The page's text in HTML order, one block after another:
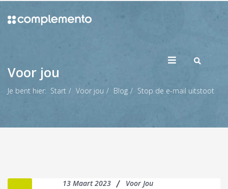
Voor jou
Je bent hier: Start Voor jou Blog Stop de e-mail uitstoot
13 Maart 2023 Voor Jou